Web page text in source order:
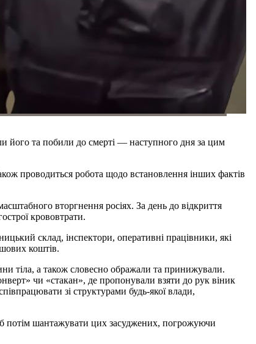
його та побили до смерті — наступного дня за цим
проводиться робота щодо встановлення інших фактів
вторгнення росіях. За день до відкриття
крововтрати.
склад, інспектори, оперативні працівники, які
коштів.
тіла, а також словесно ображали та принижували.
чи «стакан», де пропонували взяти до рук віник
зі структурами будь-якої влади,
потім шантажувати цих засуджених, погрожуючи